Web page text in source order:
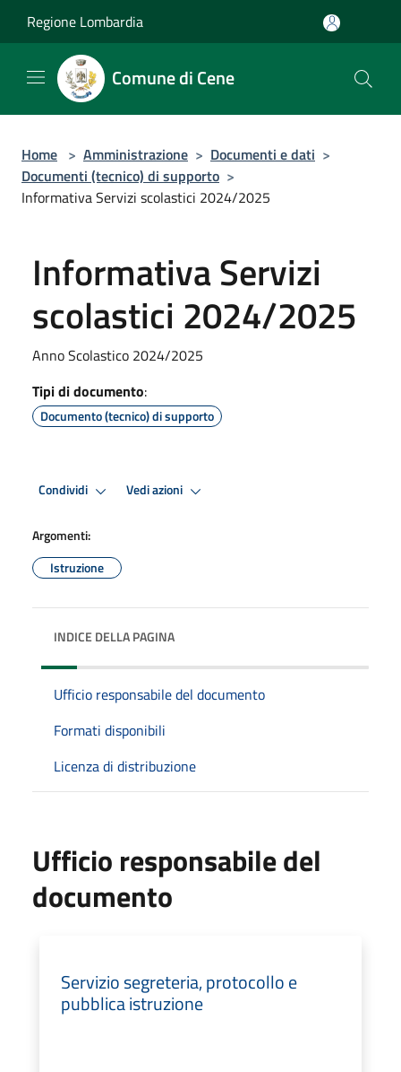
Regione Lombardia
Comune di Cene
Home > Amministrazione > Documenti e dati >
Documenti (tecnico) di supporto >
Informativa Servizi scolastici 2024/2025
Informativa Servizi
scolastici 2024/2025
Anno Scolastico 2024/2025
Tipi di documento:
Documento (tecnico) di supporto
Condividi Vedi azioni
Argomenti:
Istruzione
INDICE DELLA PAGINA
Ufficio responsabile del documento
Formati disponibili
Licenza di distribuzione
Ufficio responsabile del
documento
Servizio segreteria, protocollo e
pubblica istruzione